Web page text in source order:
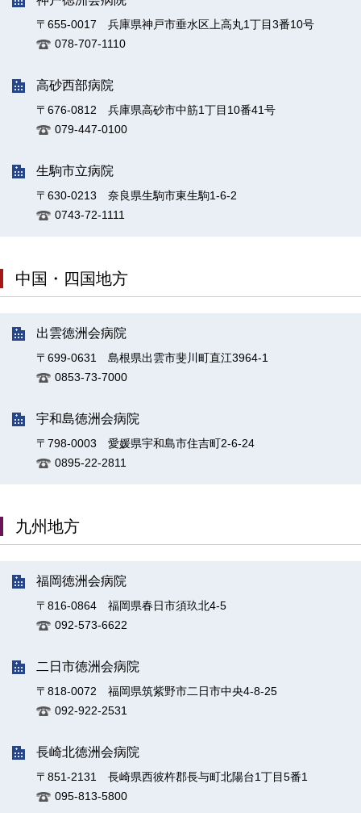
〒655-0017 兵庫県神戸市垂水区上高丸1丁目3番10号
078-707-1110
高砂西部病院
〒676-0812 兵庫県高砂市中筋1丁目10番41号
079-447-0100
生駒市立病院
〒630-0213 奈良県生駒市東生駒1-6-2
0743-72-1111
中国・四国地方
出雲徳洲会病院
〒699-0631 島根県出雲市斐川町直江3964-1
0853-73-7000
宇和島徳洲会病院
〒798-0003 愛媛県宇和島市住吉町2-6-24
0895-22-2811
九州地方
福岡徳洲会病院
〒816-0864 福岡県春日市須玖北4-5
092-573-6622
二日市徳洲会病院
〒818-0072 福岡県筑紫野市二日市中央4-8-25
092-922-2531
長崎北徳洲会病院
〒851-2131 長崎県西彼杵郡長与町北陽台1丁目5番1
095-813-5800